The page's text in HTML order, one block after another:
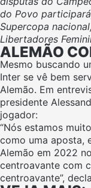
do Povo
Supercopa
Libertadores
ALEMÃO
Mesmo buscando
Inter se vê bem
Alemão. Em
presidente
jogador:
“Nós estamos
como uma aposta,
Alemão em 2022
centroavante com
centroavante”,